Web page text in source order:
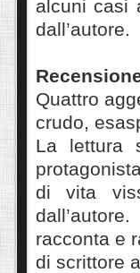
alcuni casi
dall’autore.
Quattro
crudo,
La lettura
di vita
racconta e
di scrittore